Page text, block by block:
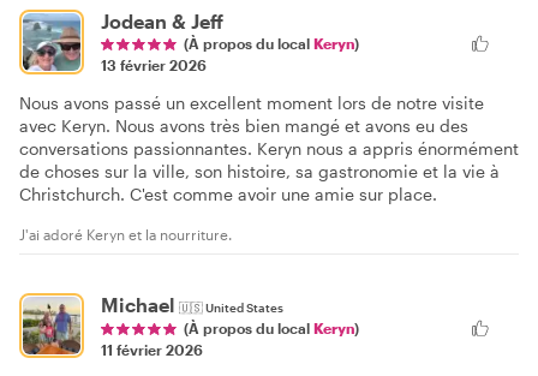
Jodean & Jeff
(À propos du local Keryn)
13 février 2026
Nous avons passé un excellent moment lors de notre visite
avec Keryn. Nous avons très bien mangé et avons eu des
conversations passionnantes. Keryn nous a appris énormément
de choses sur la ville, son histoire, sa gastronomie et la vie à
Christchurch. C'est comme avoir une amie sur place.
J'ai adoré Keryn et la nourriture.
Michael 🇺🇸United States
(À propos du local Keryn)
11 février 2026